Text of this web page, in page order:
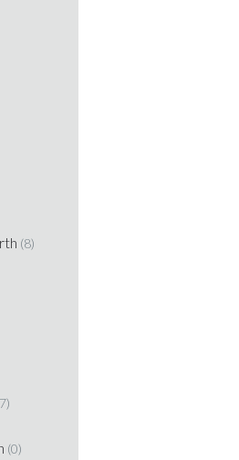
(8)
(0)